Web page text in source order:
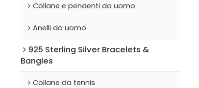
Collane e pendenti da uomo
Anelli da uomo
925 Sterling Silver Bracelets &
Bangles
Collane da tennis